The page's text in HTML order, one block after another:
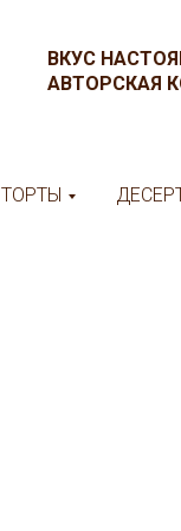
ВКУС
АВТОРСКАЯ
ТОРТЫ